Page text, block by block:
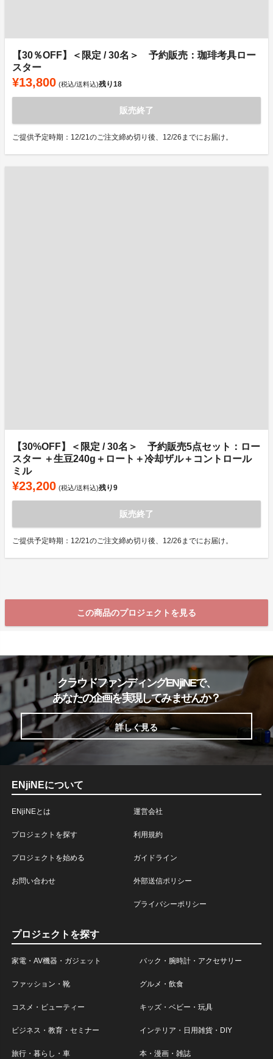
【30％OFF】＜限定 / 30名＞ 予約販売：珈琲考具ロー
スター
¥13,800 (税込/送料込)残り18
販売終了
ご提供予定時期：12/21のご注文締め切り後、12/26までにお届け。
【30%OFF】＜限定 / 30名＞ 予約販売5点セット：ロー
スター ＋生豆240g＋ロート＋冷却ザル＋コントロール
ミル
¥23,200 (税込/送料込)残り9
販売終了
ご提供予定時期：12/21のご注文締め切り後、12/26までにお届け。
この商品のプロジェクトを見る
クラウドファンディングENjiNEで、
あなたの企画を実現してみませんか？
詳しく見る
ENjiNEについて
ENjiNEとは
プロジェクトを探す
プロジェクトを始める
お問い合わせ
運営会社
利用規約
ガイドライン
外部送信ポリシー
プライバシーポリシー
プロジェクトを探す
家電・AV機器・ガジェット バック・腕時計・アクセサリー
ファッション・靴 グルメ・飲食
コスメ・ビューティー キッズ・ベビー・玩具
ビジネス・教育・セミナー インテリア・日用雑貨・DIY
旅行・暮らし・車 本・漫画・雑誌